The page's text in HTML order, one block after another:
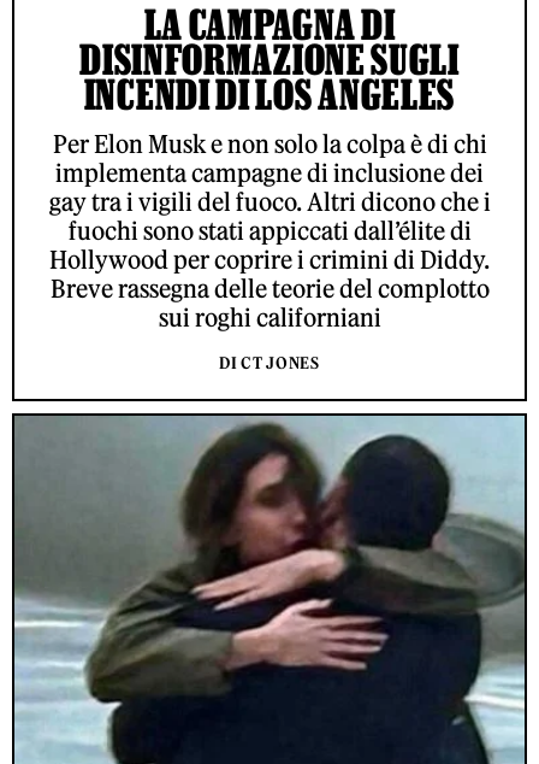
LA CAMPAGNA DI
DISINFORMAZIONE SUGLI
INCENDI DI LOS ANGELES
Per Elon Musk e non solo la colpa è di chi
implementa campagne di inclusione dei
gay tra i vigili del fuoco. Altri dicono che i
fuochi sono stati appiccati dall’élite di
Hollywood per coprire i crimini di Diddy.
Breve rassegna delle teorie del complotto
sui roghi californiani
DI CT JONES